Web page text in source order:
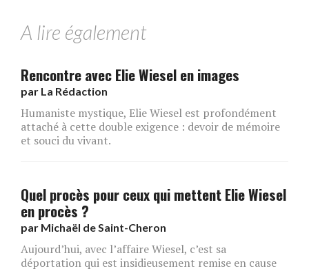
A lire également
Rencontre avec Elie Wiesel en images
par La Rédaction
Humaniste mystique, Elie Wiesel est profondément
attaché à cette double exigence : devoir de mémoire
et souci du vivant.
Quel procès pour ceux qui mettent Elie Wiesel
en procès ?
par Michaël de Saint-Cheron
Aujourd’hui, avec l’affaire Wiesel, c’est sa
déportation qui est insidieusement remise en cause